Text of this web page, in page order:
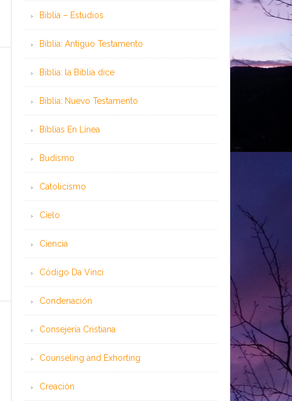
Biblia – Estudios
Biblia: Antiguo Testamento
Biblia: la Biblia dice
Biblia: Nuevo Testamento
Bíblias En Línea
Budismo
Catolicismo
Cielo
Ciencia
Código Da Vinci
Condenación
Consejería Cristiana
Counseling and Exhorting
Creación